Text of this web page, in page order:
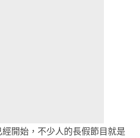
開始，不少人的長假節目就是